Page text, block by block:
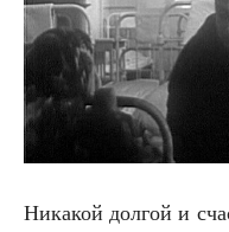
Ника­кой дол­гой и